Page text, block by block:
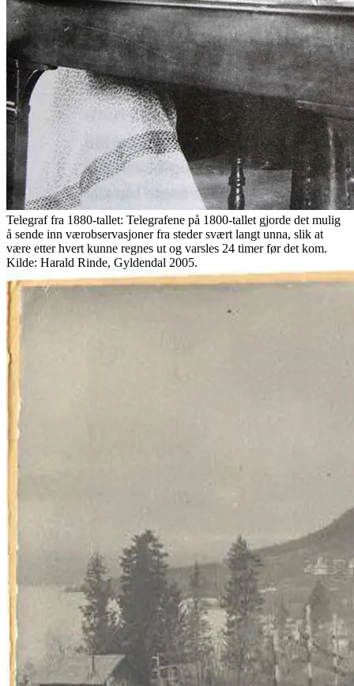
Telegraf fra 1880-tallet: Telegrafene på 1800-tallet gjorde det mulig
å sende inn værobservasjoner fra steder svært langt unna, slik at
være etter hvert kunne regnes ut og varsles 24 timer før det kom.
Kilde: Harald Rinde, Gyldendal 2005.